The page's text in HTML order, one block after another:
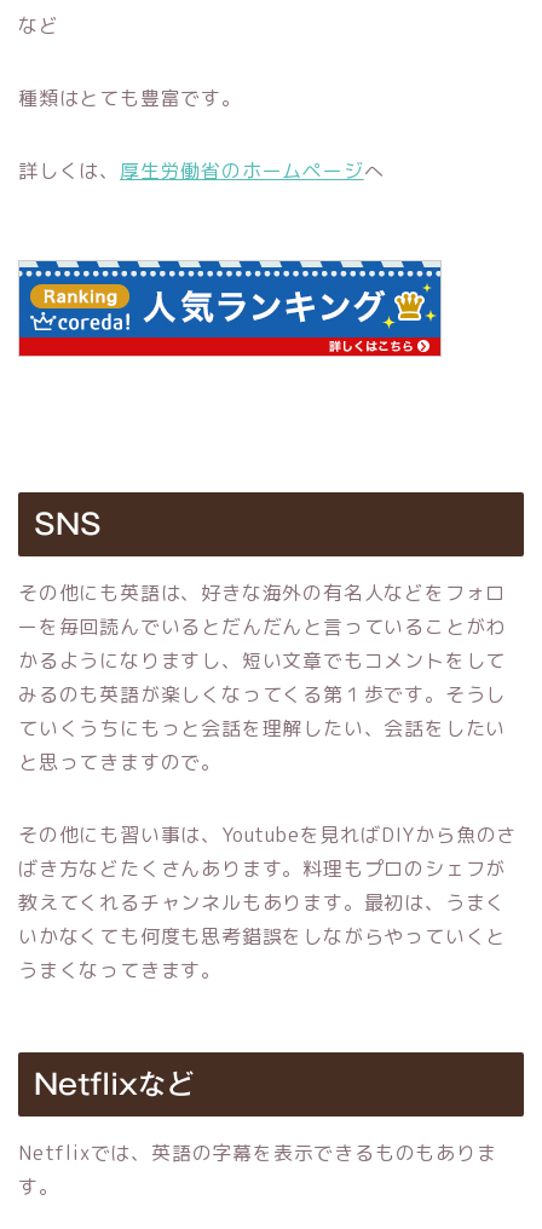
など
種類はとても豊富です。
詳しくは、 厚生労働省のホームページへ
SNS
その他にも英語は、好きな海外の有名人などをフォロ
ーを毎回読んでいるとだんだんと言っていることがわ
かるようになりますし、短い文章でもコメントをして
みるのも英語が楽しくなってくる第１歩です。そうし
ていくうちにもっと会話を理解したい、会話をしたい
と思ってきますので。
その他にも習い事は、Youtubeを見ればDIYから魚のさ
ばき方などたくさんあります。料理もプロのシェフが
教えてくれるチャンネルもあります。最初は、うまく
いかなくても何度も思考錯誤をしながらやっていくと
うまくなってきます。
Netflixなど
Netflixでは、英語の字幕を表示できるものもありま
す。